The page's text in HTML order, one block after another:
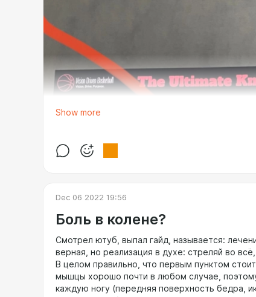
Show more
Dec 06 2022 19:56
Боль в колене?
Смотрел ютуб, выпал гайд, называется:
верная, но реализация в духе: стреляй во
В целом правильно, что первым пунктом
мышцы хорошо почти в любом случае,
каждую ногу (передняя поверхность бедра,